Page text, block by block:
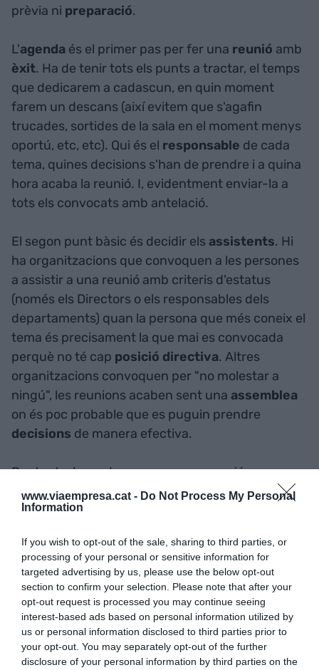
www.viaempresa.cat - Do Not Process My Personal
Information
If you wish to opt-out of the sale, sharing to third parties, or
processing of your personal or sensitive information for
targeted advertising by us, please use the below opt-out
section to confirm your selection. Please note that after your
opt-out request is processed you may continue seeing
interest-based ads based on personal information utilized by
us or personal information disclosed to third parties prior to
your opt-out. You may separately opt-out of the further
disclosure of your personal information by third parties on the
prèvia ni preparació.
L'agenda és el primer pas per fer una reunió amb
èxit. Ha de tenir tots els punts a tractar, el temps
que dedicarem a cadascun, en quin moment
farem un descans (així evitem que s'agafin
trucades, sortides de la sala en el moment menys
oportú, etc, etc). Qui és el responsable de cada
tema, quines decisions s'han de prendre i a quina
hora acaba la reunió. I, evidentment enviar-la a
tots els convocats amb antelació.
El segon punt bàsic és decidir elsassistents. Hi
ha organitzacions que convoquen a les persones
a assistir a una reunió amb criteris d'estatus
(només els Directors o els responsables dels
departaments) quan la persona que més coneix el
tema és precisament la que mai es convocada
perquè no té cap posició directiva. Altres
organitzacions convoquen per "no molestar a
ningú", les reunions acaben sent una assemblea
on és poc probable que es puguin prendre
decisions de manera efectiva.
Per tant, abans de convocar una reunió es
recomanable respondre aquestespreguntes:
- Quin és l' objectiu?
- Quinstemesvolem tractar? Quin temps donem
a cadascun?
- Quines són lespersonesque han d'assistir?
(ideal entre 5 i 9 persones). Es necessari doncs,
fer una prèvia amb altres persones? Qui és el
responsable de cada tema?